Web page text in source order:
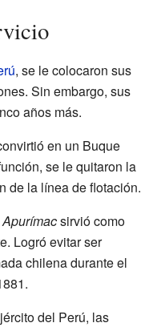
, se le colocaron sus
Sin embargo, sus
años más.
en un Buque
se le quitaron la
de la línea de flotación.
Apurímacsirvió como
Logró evitar ser
chilena durante el
del Perú, las